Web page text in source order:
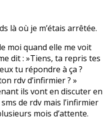
là où je m’étais arrêtée.
moi quand elle me voit
dit : »Tiens, ta repris tes
tu répondre à ça ?
rdv d’infirmier ? »
ils vont en discuter en
de rdv mais l’infirmier
mois d’attente.